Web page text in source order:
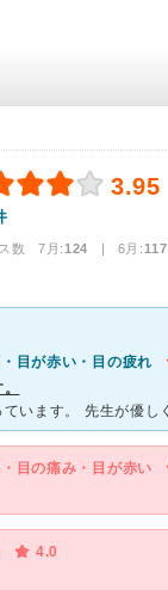
3.95
数 7月:124 | 6月:117
目が赤い・目の疲れ
目の痛み・目が赤い
4.0